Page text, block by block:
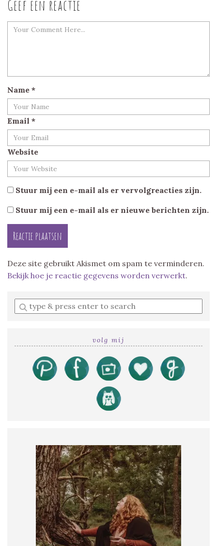
Geef een reactie
Name *
Email *
Website
Stuur mij een e-mail als er vervolgreacties zijn.
Stuur mij een e-mail als er nieuwe berichten zijn.
Deze site gebruikt Akismet om spam te verminderen.
Bekijk hoe je reactie gegevens worden verwerkt.
Enter
a
volg mij